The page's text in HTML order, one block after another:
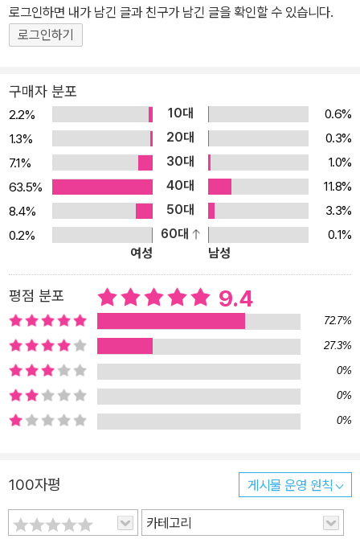
빠진 청소년, 그들의 위태로운 자화상 요즘의 청소년에게 휴대폰은
친구들 사이의 중요한 의사소통의 수단이다. 메신저나 문자를 통해
들과 공유한다. 휴대폰에서 손을 놓는 순간, 왕따가 되는 건 시간문제
다. 《휴대폰 전쟁》의 주인공 다리아가 휴대폰에 집착하게 된 이유도
친구들과의 소통을 위해서였다. 새로운 학교로 전학을 가게 되자, 이
전 학교의 친구들과 문자 메시지, 이메일, 페이스북으로 끊임없이 연
락을 주고받기 시작했고, 어느 순간 휴대폰 속 세상에 빠지게 된 것이
다. 길을 가면서도, 책상 앞에 앉아서도, 사람들과 대화를 하면서도 휴
대폰을 손에서 놓지 않는 다리아의 일상은 요즘 청소년의 모습을 그
대로 보여 준다. 1인칭 시점으로 전개되는 《휴대폰 전쟁》은 휴대폰에
빠진 청소년의 맨얼굴을 보여 주면서 무겁고도 가벼운 친구 관계, 진
지하면서도 불안한 이성 문제, 가까우면서도 먼 가족의 모습 등 청소
년들이 겪는 고민과 문제를 가감 없이 담아내고 있다. 휴대폰을 내려
놓고 세상과 소통하다 다리아는 휴대폰에 몰두하고 있던 찰나에 한
아이를 위험에 빠뜨리게 된다. 그 심각성을 깨달은 아빠와 엄마는 결
국 다리아의 휴대폰을 압수한다. 다리아는 휴대폰 없이 며칠을 보내
면서 친구들과의 관계가 멀어질까 봐 두려워하고 사소한 일에 화를
내고 초조해하며 피가 날 때까지 손톱을 물어뜯는 등 금단 증세를 보
다. 다리아는 자신의 경험을 토대로 ‘휴대폰 중독’에 대한 발표 수업을
준비하면서 금단 증세가 나타날 때마다 세세하게 기록한다. 그러면서
스스로 자신의 상황을 돌아보게 되고 조금씩 치유해 나간다. 그리고
로그인하면 내가 남긴 글과 친구가 남긴 글을 확인할 수 있습니다.
로그인하기
구매자 분포
2.2% 10대
0.6%
1.3%
20대
0.3%
7.1%
30대
1.0%
63.5%
40대
11.8%
8.4%
50대
3.3%
0.2%
60대
0.1%
여성
남성
평점 분포 9.4
72.7%
27.3%
0%
0%
0%
100자평 게시물 운영 원칙
카테고리